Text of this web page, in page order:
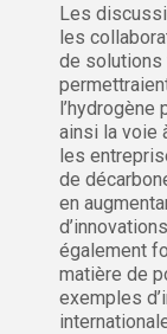
Les
les
de solutions
l’hydrogène
ainsi la voie
les
de
en
également
matière de
exemples